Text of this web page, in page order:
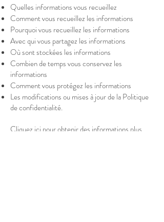
Quelles informations vous recueillez
Comment vous recueillez les informations
Pourquoi vous recueillez les informations
Avec qui vous partagez les informations
Où sont stockées les informations
Combien de temps vous conservez les
informations
Comment vous protégez les informations
Les modifications ou mises à jour de la Politique
de confidentialité.
Cliquez ici pour obtenir des informations plus